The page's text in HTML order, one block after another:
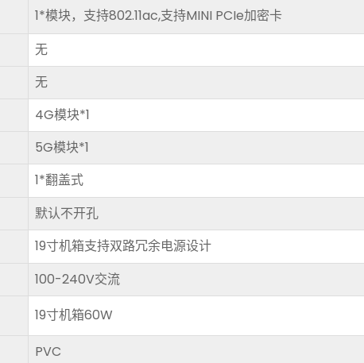
1*模块，支持802.11ac,支持MINI PCIe加密卡
无
无
4G模块*1
5G模块*1
1*翻盖式
默认不开孔
19寸机箱支持双路冗余电源设计
100-240V交流
19寸机箱60W
PVC